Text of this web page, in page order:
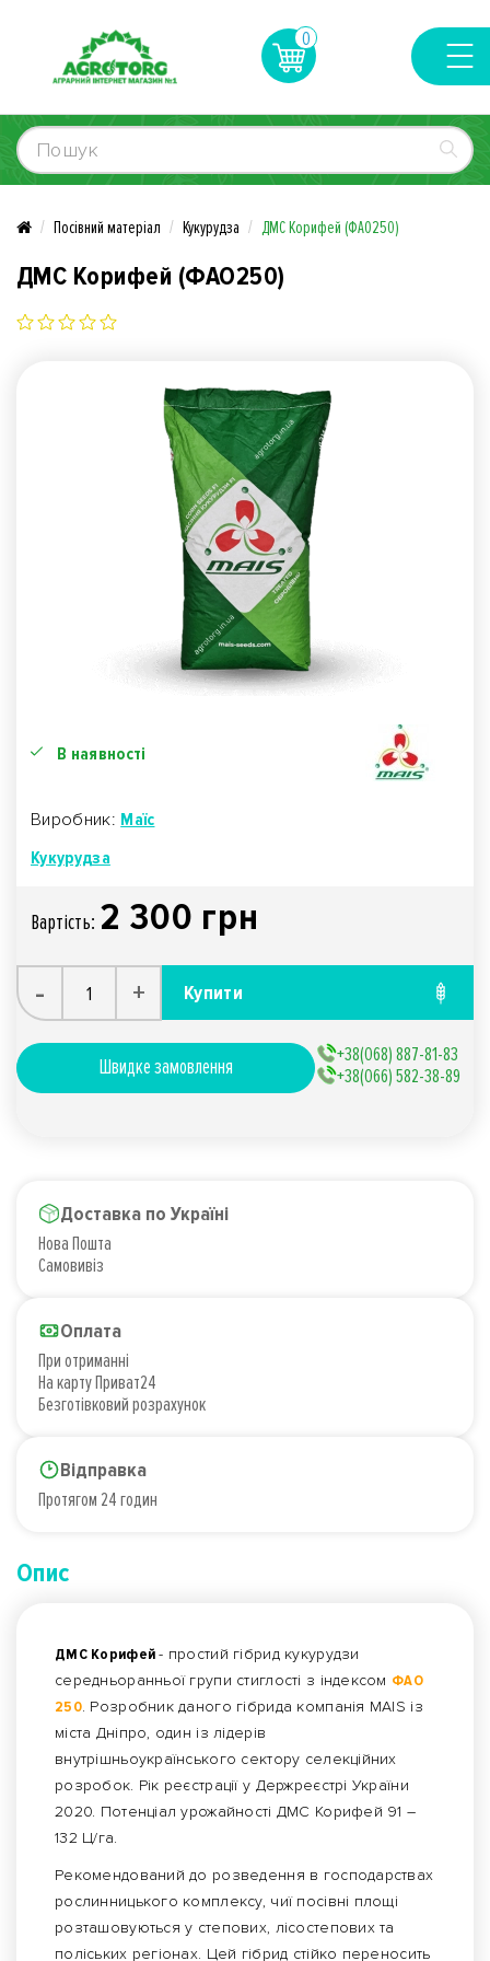
0
Посівний матеріал Кукурудза ДМС Корифей (ФАО250)
ДМС Корифей (ФАО250)
В наявності
Виробник: Маїс
Кукурудза
Вартiсть: 2 300 грн
- + Купити
Швидке замовлення
+38(068) 887-81-83
+38(066) 582-38-89
Доставка по Україні
Нова Пошта
Самовивіз
Оплата
При отриманні
На карту Приват24
Безготівковий розрахунок
Відправка
Протягом 24 годин
Опис
ДМС Корифей- простий гібрид кукурудзи
середньоранньої групи стиглості з індексом ФАО
250. Розробник даного гібрида компанія MAIS із
міста Дніпро, один із лідерів
внутрішньоукраїнського сектору селекційних
розробок. Рік реєстрації у Держреєстрі України
2020. Потенціал урожайності ДМС Корифей 91 –
132 Ц/га.
Рекомендований до розведення в господарствах
рослинницького комплексу, чиї посівні площі
розташовуються у степових, лісостепових та
поліських регіонах. Цей гібрид стійко переносить